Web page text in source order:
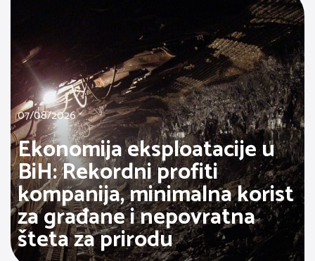
07/08/2026
Ekonomija eksploatacije u
BiH: Rekordni profiti
kompanija, minimalna korist
za građane i nepovratna
šteta za prirodu